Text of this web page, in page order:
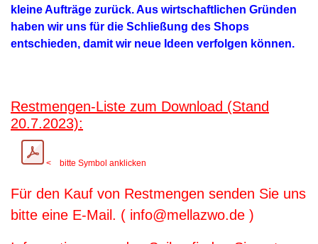
kleine Aufträge zurück. Aus wirtschaftlichen Gründen
haben wir uns für die Schließung des Shops
entschieden, damit wir neue Ideen verfolgen können.
Restmengen-Liste zum Download (Stand
20.7.2023):
< bitte Symbol anklicken
Für den Kauf von Restmengen senden Sie uns
bitte eine E-Mail. ( info@mellazwo.de )